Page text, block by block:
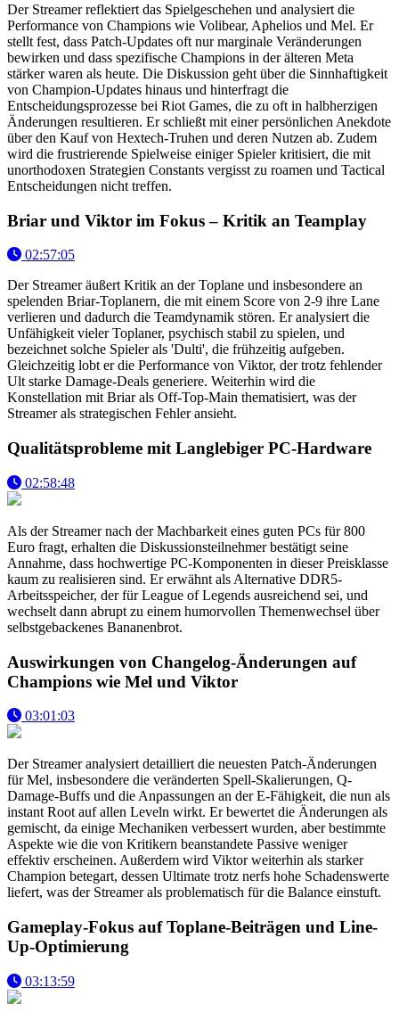
Der Streamer reflektiert das Spielgeschehen und analysiert die
Performance von Champions wie Volibear, Aphelios und Mel. Er
stellt fest, dass Patch-Updates oft nur marginale Veränderungen
bewirken und dass spezifische Champions in der älteren Meta
stärker waren als heute. Die Diskussion geht über die Sinnhaftigkeit
von Champion-Updates hinaus und hinterfragt die
Entscheidungsprozesse bei Riot Games, die zu oft in halbherzigen
Änderungen resultieren. Er schließt mit einer persönlichen Anekdote
über den Kauf von Hextech-Truhen und deren Nutzen ab. Zudem
wird die frustrierende Spielweise einiger Spieler kritisiert, die mit
unorthodoxen Strategien Constants vergisst zu roamen und Tactical
Entscheidungen nicht treffen.
Briar und Viktor im Fokus – Kritik an Teamplay
02:57:05
Der Streamer äußert Kritik an der Toplane und insbesondere an
spelenden Briar-Toplanern, die mit einem Score von 2-9 ihre Lane
verlieren und dadurch die Teamdynamik stören. Er analysiert die
Unfähigkeit vieler Toplaner, psychisch stabil zu spielen, und
bezeichnet solche Spieler als 'Dulti', die frühzeitig aufgeben.
Gleichzeitig lobt er die Performance von Viktor, der trotz fehlender
Ult starke Damage-Deals generiere. Weiterhin wird die
Konstellation mit Briar als Off-Top-Main thematisiert, was der
Streamer als strategischen Fehler ansieht.
Qualitätsprobleme mit Langlebiger PC-Hardware
02:58:48
Als der Streamer nach der Machbarkeit eines guten PCs für 800
Euro fragt, erhalten die Diskussionsteilnehmer bestätigt seine
Annahme, dass hochwertige PC-Komponenten in dieser Preisklasse
kaum zu realisieren sind. Er erwähnt als Alternative DDR5-
Arbeitsspeicher, der für League of Legends ausreichend sei, und
wechselt dann abrupt zu einem humorvollen Themenwechsel über
selbstgebackenes Bananenbrot.
Auswirkungen von Changelog-Änderungen auf
Champions wie Mel und Viktor
03:01:03
Der Streamer analysiert detailliert die neuesten Patch-Änderungen
für Mel, insbesondere die veränderten Spell-Skalierungen, Q-
Damage-Buffs und die Anpassungen an der E-Fähigkeit, die nun als
instant Root auf allen Leveln wirkt. Er bewertet die Änderungen als
gemischt, da einige Mechaniken verbessert wurden, aber bestimmte
Aspekte wie die von Kritikern beanstandete Passive weniger
effektiv erscheinen. Außerdem wird Viktor weiterhin als starker
Champion betegart, dessen Ultimate trotz nerfs hohe Schadenswerte
liefert, was der Streamer als problematisch für die Balance einstuft.
Gameplay-Fokus auf Toplane-Beiträgen und Line-
Up-Optimierung
03:13:59